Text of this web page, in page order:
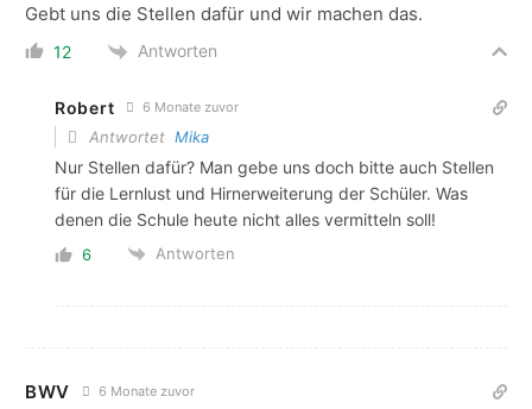
Gebt uns die Stellen dafür und wir machen das.
12 Antworten
Robert 6 Monate zuvor
Antwortet Mika
Nur Stellen dafür? Man gebe uns doch bitte auch Stellen
für die Lernlust und Hirnerweiterung der Schüler. Was
denen die Schule heute nicht alles vermitteln soll!
6 Antworten
BWV 6 Monate zuvor